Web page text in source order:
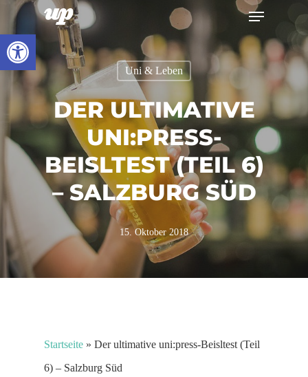
Werkzeugleiste öffnen
Skip
to
main
content
Menu
Uni & Leben
DER ULTIMATIVE
UNI:PRESS-
BEISLTEST (TEIL 6)
– SALZBURG SÜD
15. Oktober 2018
Startseite » Der ultimative uni:press-Beisltest (Teil
6) – Salzburg Süd
Close
Menu